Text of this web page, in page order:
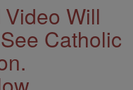
Will
Catholic